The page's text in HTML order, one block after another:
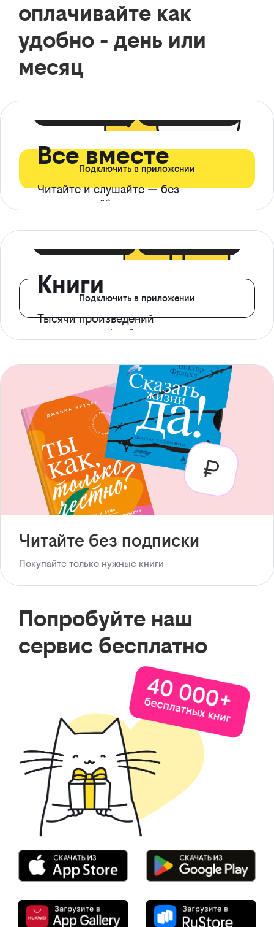
оплачивайте как
удобно - день или
месяц
Все вместе
Читайте и слушайте — без
ограничений*
Подключить в приложении
Книги
Тысячи произведений
с доступом офлайн
Подключить в приложении
Читайте без подписки
Покупайте только нужные книги
Попробуйте наш
сервис бесплатно